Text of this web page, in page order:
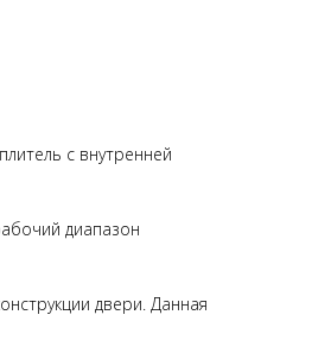
с внутренней
диапазон
двери. Данная